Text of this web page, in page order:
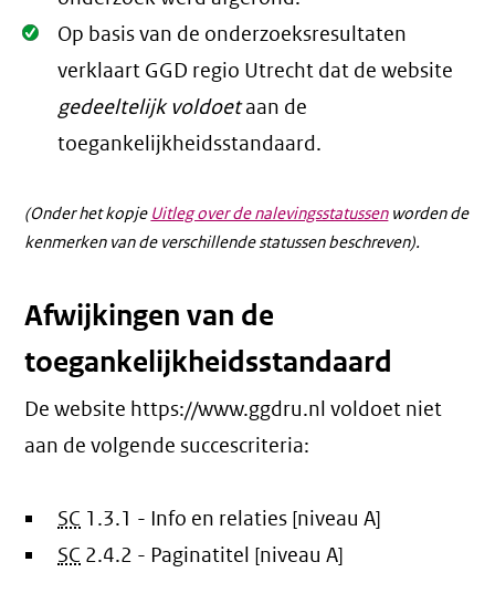
Oké.
Op basis van de onderzoeksresultaten
verklaart GGD regio Utrecht dat de website
gedeeltelijk voldoetaan de
toegankelijkheidsstandaard.
(Onder het kopje Uitleg over de nalevingsstatussenworden de
kenmerken van de verschillende statussen beschreven).
Afwijkingen van de
toegankelijkheidsstandaard
De website https://www.ggdru.nl voldoet niet
aan de volgende succescriteria:
SC 1.3.1 - Info en relaties [niveau A]
SC 2.4.2 - Paginatitel [niveau A]